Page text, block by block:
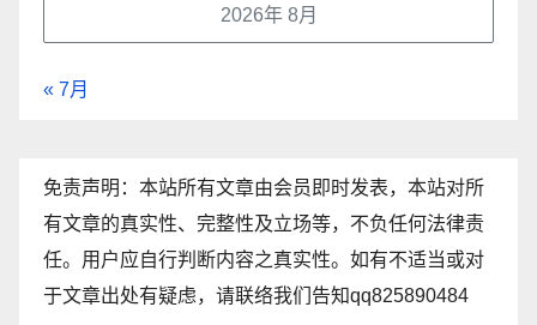
2026年 8月
« 7月
免责声明：本站所有文章由会员即时发表，本站对所
有文章的真实性、完整性及立场等，不负任何法律责
任。用户应自行判断内容之真实性。如有不适当或对
于文章出处有疑虑，请联络我们告知qq825890484